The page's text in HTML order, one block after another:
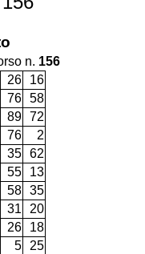
n. 156
26
16
76 58
89 72
76
2
35 62
55
13
58 35
31
20
26
18
5
25